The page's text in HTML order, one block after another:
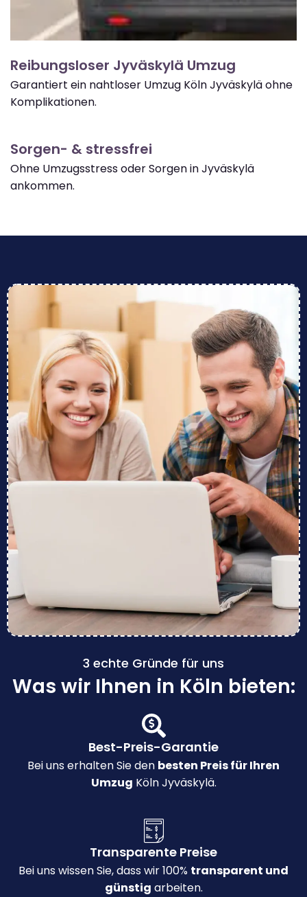
Reibungsloser Jyväskylä Umzug
Garantiert ein nahtloser Umzug Köln Jyväskylä ohne
Komplikationen.
Sorgen- & stressfrei
Ohne Umzugsstress oder Sorgen in Jyväskylä
ankommen.
3 echte Gründe für uns
Was wir Ihnen in Köln bieten:
Best-Preis-Garantie
Bei uns erhalten Sie den besten Preis für Ihren
Umzug Köln Jyväskylä.
Transparente Preise
Bei uns wissen Sie, dass wir 100% transparent und
günstig arbeiten.